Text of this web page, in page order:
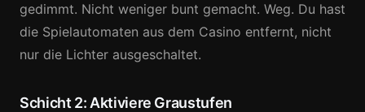
gedimmt. Nicht weniger bunt gemacht. Weg. Du hast
die Spielautomaten aus dem Casino entfernt, nicht
nur die Lichter ausgeschaltet.
Schicht 2: Aktiviere Graustufen